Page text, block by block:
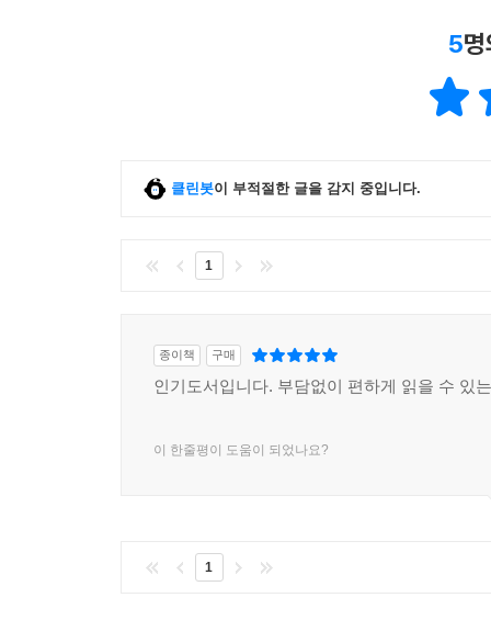
5
클린봇이 부적절한 글을 감지 중입니다.
1
종이책 구매
인기도서입니다. 부담없이 편하게 읽을 수 있
이 한줄평이 도움이 되었나요?
1